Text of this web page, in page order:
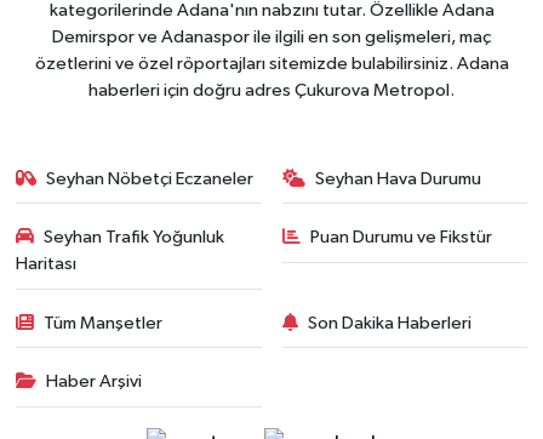
kategorilerinde Adana'nın nabzını tutar. Özellikle Adana
Demirspor ve Adanaspor ile ilgili en son gelişmeleri, maç
özetlerini ve özel röportajları sitemizde bulabilirsiniz. Adana
haberleri için doğru adres Çukurova Metropol.
Seyhan Nöbetçi Eczaneler Seyhan Hava Durumu
Seyhan Trafik Yoğunluk
Haritası
Puan Durumu ve Fikstür
Tüm Manşetler Son Dakika Haberleri
Haber Arşivi